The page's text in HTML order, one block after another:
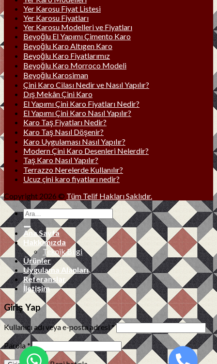
Yer Karosu Fiyat Listesi
Yer Karosu Fiyatları
Yer Karosu Modelleri ve Fiyatları
Beyoğlu El Yapımı Çimento Karo
Beyoğlu Karo Altıgen Karo
Beyoğlu Karo Fiyatlarımız
Beyoğlu Karo Morroco Modeli
Beyoğlu Karosiman
Çini Karo Cilası Nedir ve Nasıl Yapılır?
Dış Mekân Çini Karo
El Yapımı Çini Karo Fiyatları Nedir?
El Yapımı Çini Karo Nasıl Yapılır?
Karo Taş Fiyatları Nedir?
Karo Taş Nasıl Döşenir?
Karo Uygulaması Nasıl Yapılır?
Modern Çini Karo Desenleri Nelerdir?
Taş Karo Nasıl Yapılır?
Terrazzo Nerelerde Kullanılır?
Ucuz çini karo fiyatları nedir?
Copyright 2026 © Tüm Telif Hakları Saklıdır.
Ana Sayfa
Hakkımızda
Teknik Bilgi
Ürünler
Uygulama Alanları
Referanslar
İletişim
Giriş Yap
Kullanıcı adı veya e-posta adresi*
Parola*